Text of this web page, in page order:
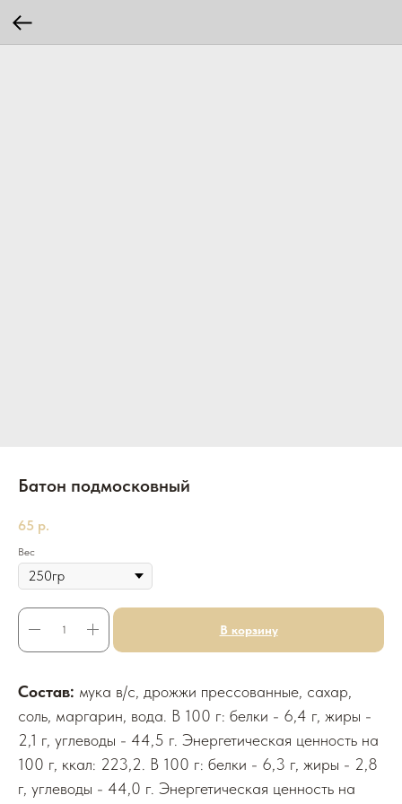
Батон подмосковный
65 р.
Вес
В корзину
Состав: мука в/с, дрожжи прессованные, сахар,
соль, маргарин, вода. В 100 г: белки - 6,4 г, жиры -
2,1 г, углеводы - 44,5 г. Энергетическая ценность на
100 г, ккал: 223,2. В 100 г: белки - 6,3 г, жиры - 2,8
г, углеводы - 44,0 г. Энергетическая ценность на